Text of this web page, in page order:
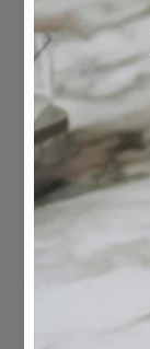
onderweg.
Glo Pals
batterijen,
verwisselen.
Na gebruik
vloeistof
De sensor
Not
Money